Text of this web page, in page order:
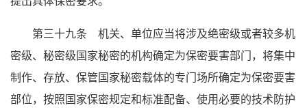
第三十九条 机关、单位应当将涉及绝密级或者较多机
密级、秘密级国家秘密的机构确定为保密要害部门，将集中
制作、存放、保管国家秘密载体的专门场所确定为保密要害
部位，按照国家保密规定和标准配备、使用必要的技术防护